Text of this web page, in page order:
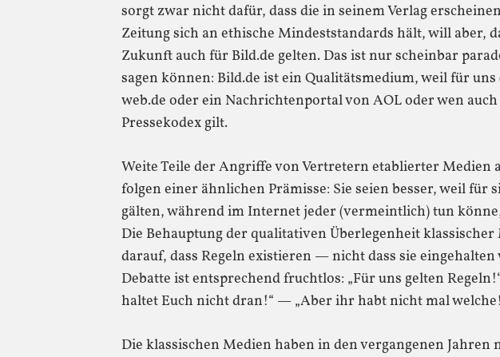
sorgt zwar nicht dafür, dass die in seinem Verlag
Zeitung sich an ethische Mindeststandards hält, will aber,
Zukunft auch für Bild.de gelten. Das ist nur scheinbar
sagen können: Bild.de ist ein Qualitätsmedium, weil für uns
web.de oder ein Nachrichtenportal von AOL oder wen
Pressekodex gilt.
Weite Teile der Angriffe von Vertretern etablierter Medien
folgen einer ähnlichen Prämisse: Sie seien besser, weil für
gälten, während im Internet jeder (vermeintlich) tun
Die Behauptung der qualitativen Überlegenheit
darauf, dass Regeln existieren — nicht dass sie eingehalten
Debatte ist entsprechend fruchtlos: „Für uns gelten
haltet Euch nicht dran!“ — „Aber ihr habt nicht mal
Die klassischen Medien haben in den vergangenen Jahren